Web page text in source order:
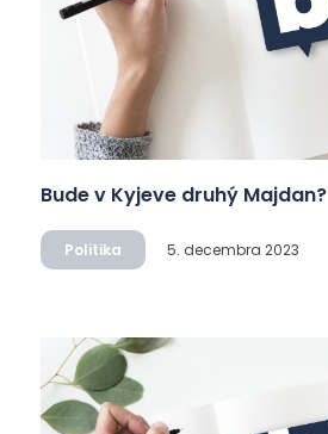
Bude v Kyjeve druhý Majdan?
Politika 5. decembra 2023